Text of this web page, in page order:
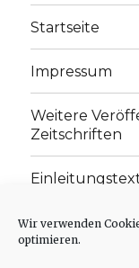
Wir verwenden
optimieren.
Startseite
Impressum
Weitere
Zeitschriften
„schwachen